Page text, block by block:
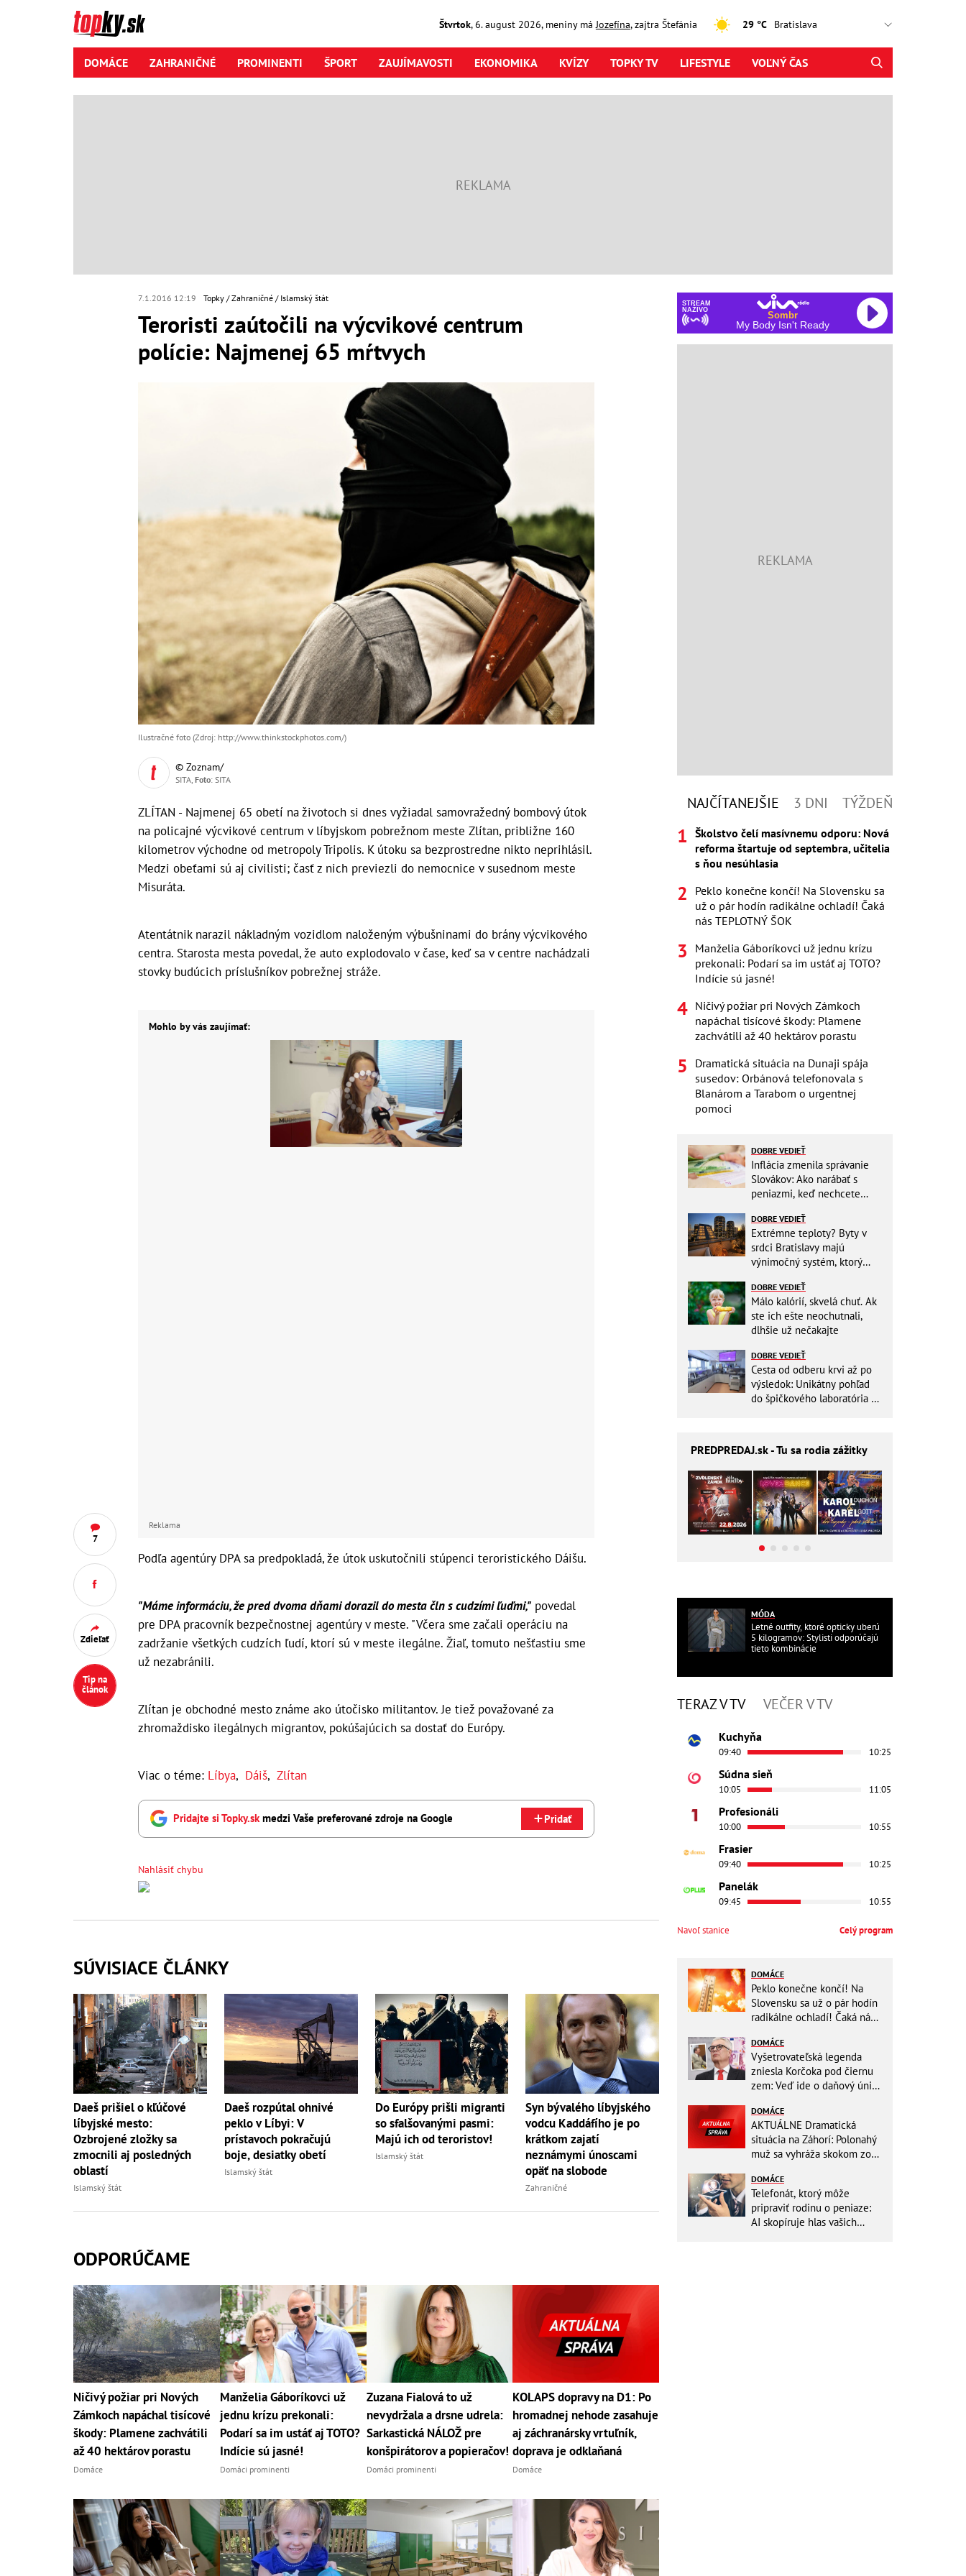
Štvrtok,6. august2026, meniny má Jozefína, zajtra Štefánia 29 °C
DOMÁCE ZAHRANIČNÉ PROMINENTI ŠPORT ZAUJÍMAVOSTI EKONOMIKA KVÍZY TOPKY TV LIFESTYLE VOĽNÝ ČAS
7.1.2016 12:19 Topky Zahraničné Islamský štát
Teroristi zaútočili na výcvikové centrum
polície: Najmenej 65 mŕtvych
7
Zdieľať
Tip na
článok
Ilustračné foto (Zdroj: http://www.thinkstockphotos.com/)
© Zoznam/
SITA, Foto: SITA
ZLÍTAN - Najmenej 65 obetí na životoch si dnes vyžiadal samovražedný bombový útok
na policajné výcvikové centrum v líbyjskom pobrežnom meste Zlítan, približne 160
kilometrov východne od metropoly Tripolis. K útoku sa bezprostredne nikto neprihlásil.
Medzi obeťami sú aj civilisti; časť z nich previezli do nemocnice v susednom meste
Misuráta.
Atentátnik narazil nákladným vozidlom naloženým výbušninami do brány výcvikového
centra. Starosta mesta povedal, že auto explodovalo v čase, keď sa v centre nachádzali
stovky budúcich príslušníkov pobrežnej stráže.
Mohlo by vás zaujímať:
Reklama
Podľa agentúry DPA sa predpokladá, že útok uskutočnili stúpenci teroristického Dáišu.
"Máme informáciu, že pred dvoma dňami dorazil do mesta čln s cudzími ľuďmi," povedal
pre DPA pracovník bezpečnostnej agentúry v meste. "Včera sme začali operáciu na
zadržanie všetkých cudzích ľudí, ktorí sú v meste ilegálne. Žiaľ, tomuto nešťastiu sme
už nezabránili.
Zlítan je obchodné mesto známe ako útočisko militantov. Je tiež považované za
zhromaždisko ilegálnych migrantov, pokúšajúcich sa dostať do Európy.
Viac o téme: Líbya, Dáiš, Zlítan
Pridajte si Topky.skmedzi Vaše preferované zdroje na Google Pridať
Nahlásiť chybu
SÚVISIACE ČLÁNKY
Daeš prišiel o kľúčové
líbyjské mesto:
Ozbrojené zložky sa
zmocnili aj posledných
oblastí
Islamský štát
Daeš rozpútal ohnivé
peklo v Líbyi: V
prístavoch pokračujú
boje, desiatky obetí
Islamský štát
Do Európy prišli migranti
so sfalšovanými pasmi:
Majú ich od teroristov!
Islamský štát
Syn bývalého líbyjského
vodcu Kaddáfího je po
krátkom zajatí
neznámymi únoscami
opäť na slobode
Zahraničné
ODPORÚČAME
Ničivý požiar pri Nových
Zámkoch napáchal tisícové
škody: Plamene zachvátili
až 40 hektárov porastu
Domáce
Manželia Gáboríkovci už
jednu krízu prekonali:
Podarí sa im ustáť aj TOTO?
Indície sú jasné!
Domáci prominenti
Zuzana Fialová to už
nevydržala a drsne udrela:
Sarkastická NÁLOŽ pre
konšpirátorov a popieračov!
Domáci prominenti
KOLAPS dopravy na D1: Po
hromadnej nehode zasahuje
aj záchranársky vrtuľník,
doprava je odklaňaná
Domáce
STREAM
NAŽIVO
Sombr
My Body Isn't Ready
NAJČÍTANEJŠIE 3 DNI TÝŽDEŇ
Školstvo čelí masívnemu odporu: Nová
reforma štartuje od septembra, učitelia
s ňou nesúhlasia
Peklo konečne končí! Na Slovensku sa
už o pár hodín radikálne ochladí! Čaká
nás TEPLOTNÝ ŠOK
Manželia Gáboríkovci už jednu krízu
prekonali: Podarí sa im ustáť aj TOTO?
Indície sú jasné!
Ničivý požiar pri Nových Zámkoch
napáchal tisícové škody: Plamene
zachvátili až 40 hektárov porastu
Dramatická situácia na Dunaji spája
susedov: Orbánová telefonovala s
Blanárom a Tarabom o urgentnej
pomoci
DOBRE VEDIEŤ
Inflácia zmenila správanie
Slovákov: Ako narábať s
peniazmi, keď nechcete
DOBRE VEDIEŤ
Extrémne teploty? Byty v
srdci Bratislavy majú
výnimočný systém, ktorý
DOBRE VEDIEŤ
Málo kalórií, skvelá chuť. Ak
ste ich ešte neochutnali,
dlhšie už nečakajte
DOBRE VEDIEŤ
Cesta od odberu krvi až po
výsledok: Unikátny pohľad
do špičkového laboratória na
PREDPREDAJ.sk - Tu sa rodia zážitky
MÓDA
Letné outfity, ktoré opticky uberú
5 kilogramov: Stylisti odporúčajú
tieto kombinácie
TERAZ V TV VEČER V TV
Kuchyňa
09:40 10:25
Súdna sieň
10:05 11:05
Profesionáli
10:00 10:55
Frasier
09:40 10:25
Panelák
09:45 10:55
Navoľ stanice Celý program
DOMÁCE
Peklo konečne končí! Na
Slovensku sa už o pár hodín
radikálne ochladí! Čaká nás
DOMÁCE
Vyšetrovateľská legenda
zniesla Korčoka pod čiernu
zem: Veď ide o daňový únik
basou!
DOMÁCE
AKTUÁLNE Dramatická
situácia na Záhorí: Polonahý
muž sa vyhráža skokom zo
nepremávajú
DOMÁCE
Telefonát, ktorý môže
pripraviť rodinu o peniaze:
AI skopíruje hlas vašich